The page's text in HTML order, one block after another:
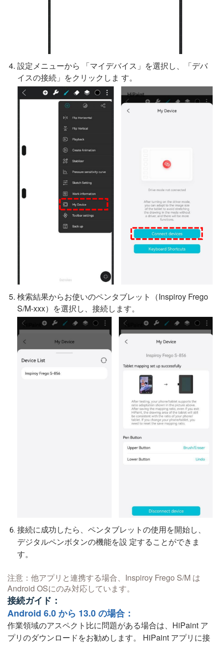
設定メニューから 「マイデバイス」を選択し、「デバ
イスの接続」をクリックしま す。
検索結果からお使いのペンタブレット（Inspiroy Frego
S/M-xxx）を選択し、接続します。
接続に成功したら、ペンタブレットの使用を開始し、
デジタルペンボタンの機能を設 定することができま
す。
注意：他アプリと連携する場合、Inspiroy Frego S/M は
Android OSにのみ対応しています。
接続ガイド：
Android 6.0 から 13.0 の場合：
作業領域のアスペクト比に問題がある場合は、HiPaint ア
プリのダウンロードをお勧めします。 HiPaint アプリに接